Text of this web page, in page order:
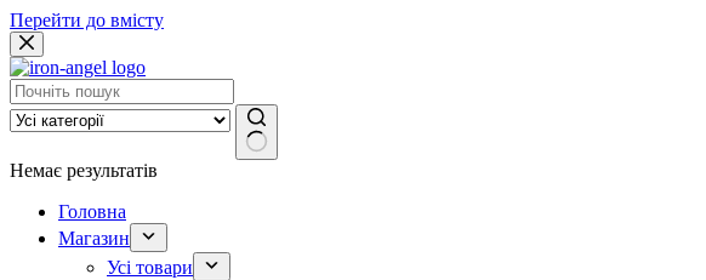
Перейти до вмісту
Немає результатів
Головна
Магазин
Усі товари